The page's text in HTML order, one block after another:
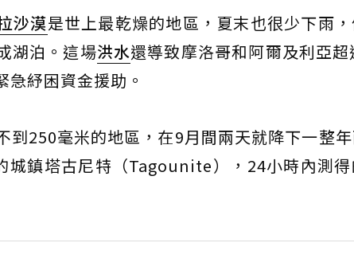
沙漠是世上最乾燥的地區，夏末也很少下雨
湖泊。這場洪水還導致摩洛哥和阿爾及利亞
紓困資金援助。
到250毫米的地區，在9月間兩天就降下一整
城鎮塔古尼特（Tagounite），24小時內測